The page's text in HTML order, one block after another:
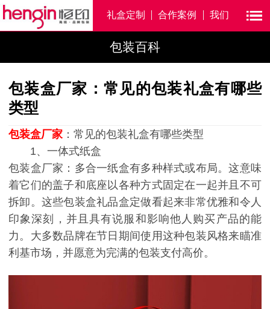
礼盒定制 合作案例 我们
包装百科
包装盒厂家：常见的包装礼盒有哪些
类型
包装盒厂家 ：常见的包装礼盒有哪些类型
1、一体式纸盒
包装盒厂家：多合一纸盒有多种样式或布局。这意味
着它们的盖子和底座以各种方式固定在一起并且不可
拆卸。这些包装盒礼品盒定做看起来非常优雅和令人
印象深刻，并且具有说服和影响他人购买产品的能
力。大多数品牌在节日期间使用这种包装风格来瞄准
利基市场，并愿意为完满的包装支付高价。